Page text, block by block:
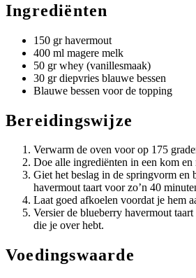
Ingrediënten
150 gr havermout
400 ml magere melk
50 gr whey (vanillesmaak)
30 gr diepvries blauwe bessen
Blauwe bessen voor de topping
Bereidingswijze
Verwarm de oven voor op 175
Doe alle ingrediënten in een kom en
Giet het beslag in de springvorm en
havermout taart voor zo’n 40
Laat goed afkoelen voordat je hem
Versier de blueberry havermout
die je over hebt.
Voedingswaarde